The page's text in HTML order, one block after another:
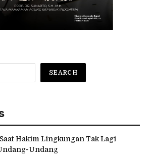
SEARCH
Hakim Lingkungan Tak Lagi
Undang